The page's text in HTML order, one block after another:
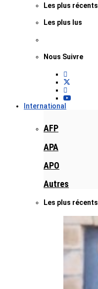
Les plus récents
Les plus lus
Nous Suivre
International
AFP
APA
APO
Autres
Les plus récents